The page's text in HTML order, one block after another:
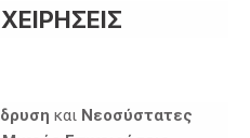
και Νεοσύστατες